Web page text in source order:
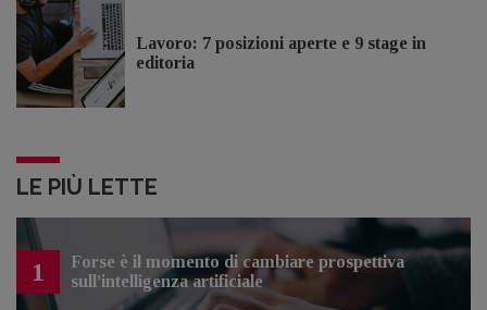
Lavoro: 7 posizioni aperte e 9 stage in
editoria
LE PIÙ LETTE
1
Forse è il momento di cambiare prospettiva
sull’intelligenza artificiale